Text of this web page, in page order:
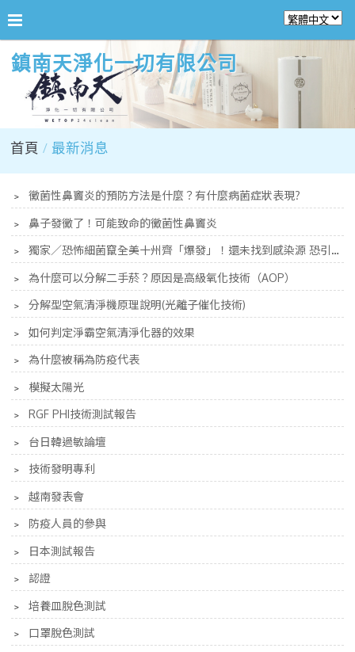
鎮南天淨化一切有限公司
首頁 最新消息
﹥ 黴菌性鼻竇炎的預防方法是什麼？有什麼病菌症狀表現?
﹥ 鼻子發黴了！可能致命的黴菌性鼻竇炎
﹥ 獨家／恐怖細菌竄全美十州齊「爆發」！還未找到感染源 恐引敗血症亡
﹥ 為什麼可以分解二手菸？原因是高級氧化技術（AOP）
﹥ 分解型空氣清淨機原理說明(光離子催化技術)
﹥ 如何判定淨霸空氣清淨化器的效果
﹥ 為什麼被稱為防疫代表
﹥ 模擬太陽光
﹥ RGF PHI技術測試報告
﹥ 台日韓過敏論壇
﹥ 技術發明專利
﹥ 越南發表會
﹥ 防疫人員的參與
﹥ 日本測試報告
﹥ 認證
﹥ 培養皿脫色測試
﹥ 口罩脫色測試